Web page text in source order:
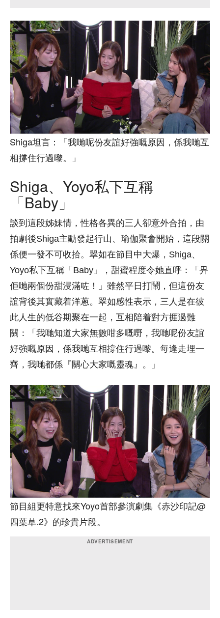
Shiga坦言：「我哋呢份友誼好強嘅原因，係我哋互
相撐住行過嚟。」
Shiga、Yoyo私下互稱
「Baby」
談到這段姊妹情，性格各異的三人卻意外合拍，由
拍劇後Shiga主動發起行山、瑜伽聚會開始，這段關
係便一發不可收拾。翠如在節目中大爆，Shiga、
Yoyo私下互稱「Baby」，甜蜜程度令她直呼：「畀
佢哋兩個份甜浸滿咗！」雖然平日打鬧，但這份友
誼背後其實藏着洋蔥。翠如感性表示，三人是在彼
此人生的低谷期聚在一起，互相陪着對方捱過難
關：「我哋知道大家無數咁多嘅嘢，我哋呢份友誼
好強嘅原因，係我哋互相撐住行過嚟。每逢走埋一
齊，我哋都係『關心大家嘅靈魂』。」
節目組更特意找來Yoyo首部參演劇集《赤沙印記@
四葉草.2》的珍貴片段。